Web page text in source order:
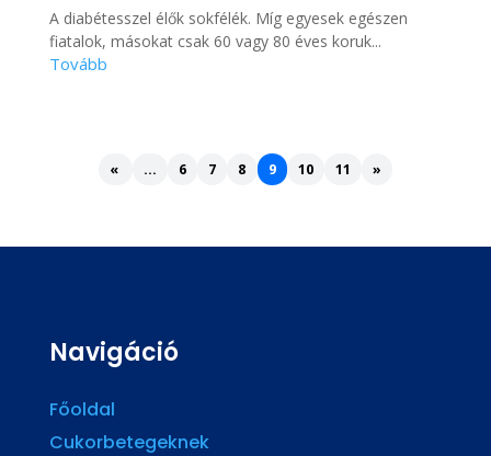
A diabétesszel élők sokfélék. Míg egyesek egészen
fiatalok, másokat csak 60 vagy 80 éves koruk...
« ... 6 7 8 9 10 11 »
Navigáció
Főoldal
Cukorbetegeknek